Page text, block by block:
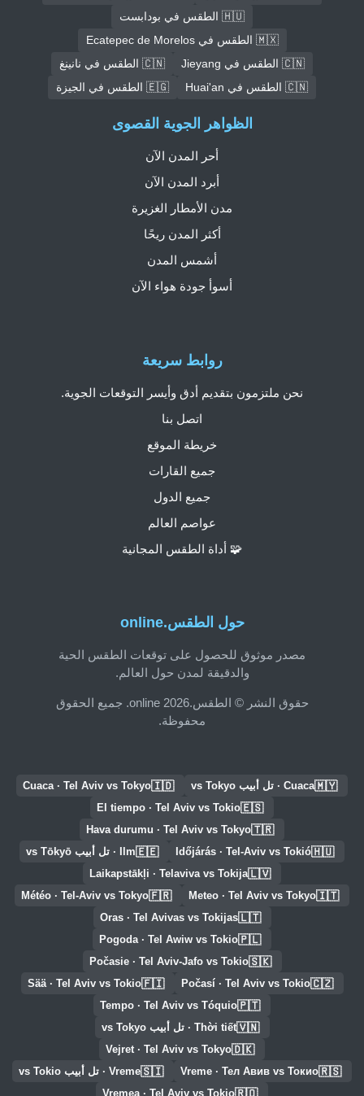
🇭🇺 الطقس في بودابست
🇲🇽 الطقس في Ecatepec de Morelos
🇨🇳 الطقس في Jieyang
🇨🇳 الطقس في نانينغ
🇨🇳 الطقس في Huai'an
🇪🇬 الطقس في الجيزة
حول الطقس.online
مصدر موثوق للحصول على توقعات الطقس الحية
والدقيقة لمدن حول العالم.
حقوق النشر © الطقس.online 2026. جميع الحقوق
محفوظة.
روابط سريعة
نحن ملتزمون بتقديم أدق وأيسر التوقعات الجوية.
اتصل بنا
خريطة الموقع
جميع القارات
جميع الدول
عواصم العالم
🧩 أداة الطقس المجانية
الظواهر الجوية القصوى
أحر المدن الآن
أبرد المدن الآن
مدن الأمطار الغزيرة
أكثر المدن ريحًا
أشمس المدن
أسوأ جودة هواء الآن
🇲🇾Cuaca · تل أبيب vs Tokyo 🇮🇩
Cuaca · Tel Aviv vs Tokyo
🇪🇸
El tiempo · Tel Aviv vs Tokio
🇹🇷
Hava durumu · Tel Aviv vs Tokyo
🇭🇺
Időjárás · Tel-Aviv vs Tokió
🇪🇪Ilm · تل أبيب vs Tōkyō
🇱🇻
Laikapstākļi · Telaviva vs Tokija
🇮🇹
Meteo · Tel Aviv vs Tokyo
🇫🇷
Météo · Tel-Aviv vs Tokyo
🇱🇹
Oras · Tel Avivas vs Tokijas
🇵🇱
Pogoda · Tel Awiw vs Tokio
🇸🇰
Počasie · Tel Aviv-Jafo vs Tokio
🇨🇿
Počasí · Tel Aviv vs Tokio
🇫🇮
Sää · Tel Aviv vs Tokio
🇵🇹
Tempo · Tel Aviv vs Tóquio
🇻🇳Thời tiết · تل أبيب vs Tokyo
🇩🇰
Vejret · Tel Aviv vs Tokyo
🇷🇸
Vreme · Тел Авив vs Токио
🇸🇮Vreme · تل أبيب vs Tokio
🇷🇴
Vremea · Tel Aviv vs Tokio